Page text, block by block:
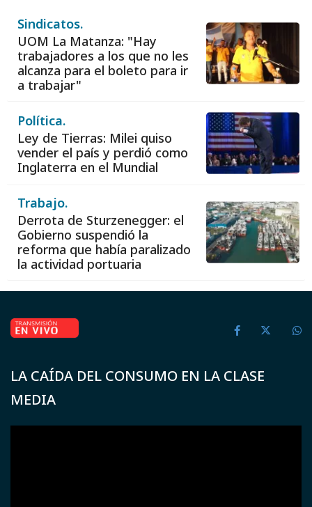
Sindicatos.
UOM La Matanza: "Hay
trabajadores a los que no les
alcanza para el boleto para ir
a trabajar"
Política.
Ley de Tierras: Milei quiso
vender el país y perdió como
Inglaterra en el Mundial
Trabajo.
Derrota de Sturzenegger: el
Gobierno suspendió la
reforma que había paralizado
la actividad portuaria
LA CAÍDA DEL CONSUMO EN LA CLASE
MEDIA